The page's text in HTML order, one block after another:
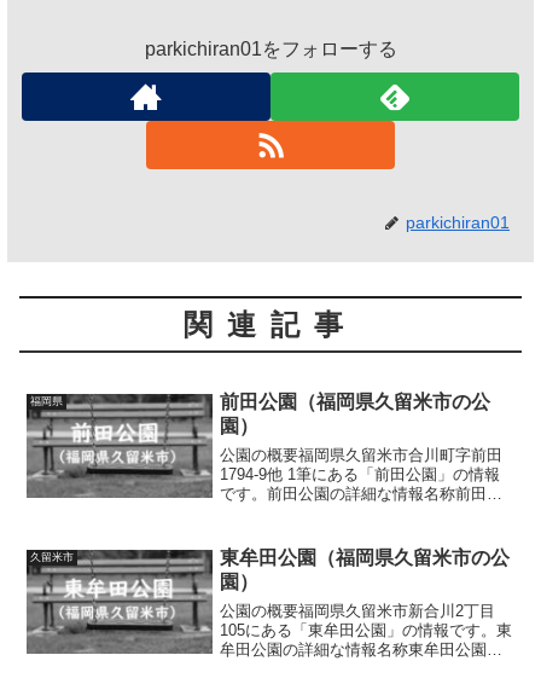
parkichiran01をフォローする
parkichiran01
関連記事
福岡県
前田公園（福岡県久留米市の公
園）
公園の概要福岡県久留米市合川町字前田
1794-9他 1筆にある「前田公園」の情報
です。前田公園の詳細な情報名称前田公
施設・遊具滑り台、ブランコ、スプリン
グ遊具、ベ...
久留米市
東牟田公園（福岡県久留米市の公
園）
公園の概要福岡県久留米市新合川2丁目
105にある「東牟田公園」の情報です。東
牟田公園の詳細な情報名称東牟田公園所